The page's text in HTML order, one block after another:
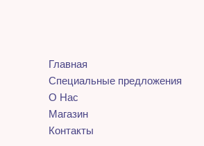
Главная
Специальные предложения
О Нас
Магазин
Контакты